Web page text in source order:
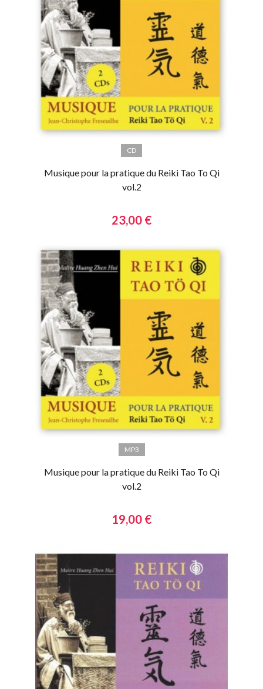
CD
Musique pour la pratique du Reiki Tao To Qi
vol.2
23,00 €
MP3
Musique pour la pratique du Reiki Tao To Qi
vol.2
19,00 €